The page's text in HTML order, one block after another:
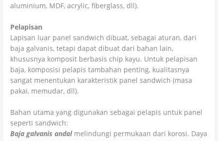
aluminium, MDF, acrylic, fiberglass, dll).
Pelapisan
Lapisan luar panel sandwich dibuat, sebagai aturan, dari
baja galvanis, tetapi dapat dibuat dari bahan lain,
khususnya komposit berbasis chip kayu. Untuk pelapisan
baja, komposisi pelapis tambahan penting, kualitasnya
sangat menentukan karakteristik panel sandwich (masa
pakai, memudar, dll).
Bahan utama yang digunakan sebagai pelapis untuk panel
seperti sandwich:
Baja galvanis andalmelindungi permukaan dari korosi. Daya